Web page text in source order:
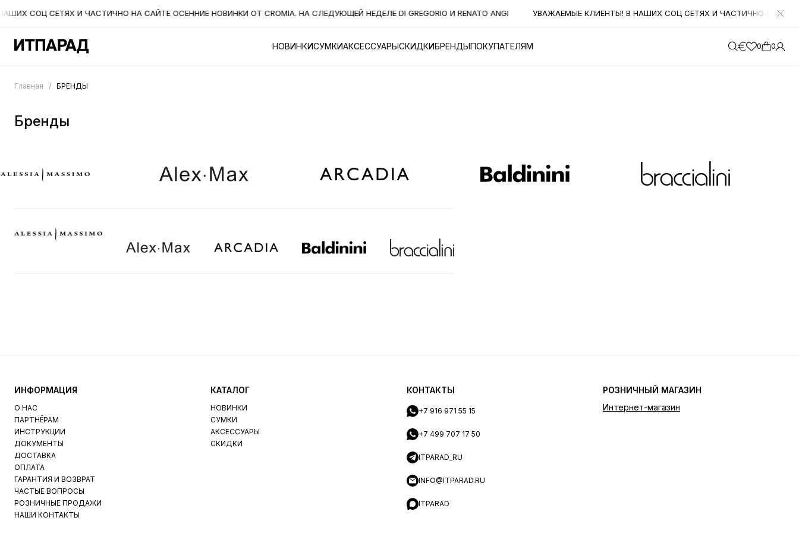
СОЦ СЕТЯХ И ЧАСТИЧНО НА САЙТЕ ОСЕННИЕ НОВИНКИ ОТ CROMIA. НА СЛЕДУЮЩЕЙ НЕДЕЛЕ DI GREGORIO И RENATO ANGI УВАЖАЕМЫЕ КЛИЕНТЫ! В НАШИХ СОЦ СЕТЯХ И ЧАСТИЧНО НА САЙТЕ
НОВИНКИСУМКИАКСЕССУАРЫСКИДКИБРЕНДЫПОКУПАТЕЛЯМ 0 0
Главная / БРЕНДЫ
Бренды
ИНФОРМАЦИЯ
О НАС
ПАРТНЁРАМ
ИНСТРУКЦИИ
ДОКУМЕНТЫ
ДОСТАВКА
ОПЛАТА
ГАРАНТИЯ И ВОЗВРАТ
ЧАСТЫЕ ВОПРОСЫ
РОЗНИЧНЫЕ ПРОДАЖИ
НАШИ КОНТАКТЫ
КАТАЛОГ
НОВИНКИ
СУМКИ
АКСЕССУАРЫ
СКИДКИ
КОНТАКТЫ
+7 916 971 55 15
+7 499 707 17 50
ITPARAD_RU
INFO@ITPARAD.RU
ITPARAD
РОЗНИЧНЫЙ МАГАЗИН
Интернет-магазин